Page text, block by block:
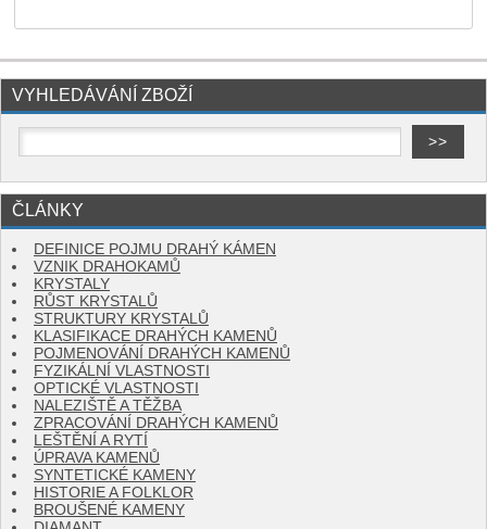
VYHLEDÁVÁNÍ ZBOŽÍ
ČLÁNKY
DEFINICE POJMU DRAHÝ KÁMEN
VZNIK DRAHOKAMŮ
KRYSTALY
RŮST KRYSTALŮ
STRUKTURY KRYSTALŮ
KLASIFIKACE DRAHÝCH KAMENŮ
POJMENOVÁNÍ DRAHÝCH KAMENŮ
FYZIKÁLNÍ VLASTNOSTI
OPTICKÉ VLASTNOSTI
NALEZIŠTĚ A TĚŽBA
ZPRACOVÁNÍ DRAHÝCH KAMENŮ
LEŠTĚNÍ A RYTÍ
ÚPRAVA KAMENŮ
SYNTETICKÉ KAMENY
HISTORIE A FOLKLOR
BROUŠENÉ KAMENY